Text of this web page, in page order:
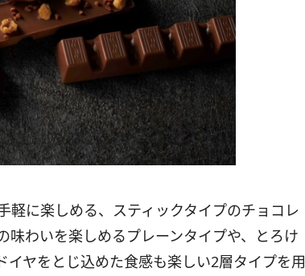
軽に楽しめる、スティックタイプのチョコレ
味わいを楽しめるプレーンタイプや、とろけ
ヤをとじ込めた食感も楽しい2層タイプを用